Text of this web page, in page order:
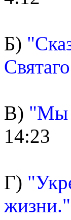
Б)
В) "Мы
14:23
Г)
жизни."